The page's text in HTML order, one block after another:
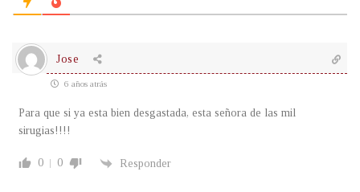
Jose
6 años atrás
Para que si ya esta bien desgastada, esta señora de las mil
sirugias!!!!
0 0 Responder